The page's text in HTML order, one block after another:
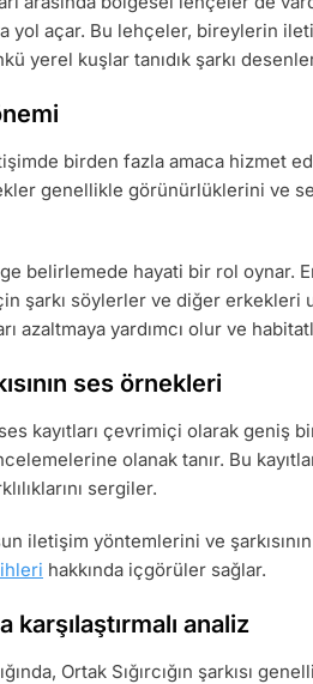
yol açar. Bu lehçeler, bireylerin
yerel kuşlar tanıdık şarkı
birden fazla amaca
genellikle görünürlüklerini ve
belirlemede hayati bir rol oynar.
şarkı söylerler ve diğer erkekleri
azaltmaya yardımcı olur ve
ses örnekleri
ses kayıtları çevrimiçi olarak
olanak tanır. Bu
sergiler.
iletişim yöntemlerini ve
hakkında içgörüler sağlar.
karşılaştırmalı analiz
Ortak Sığırcığın şarkısı